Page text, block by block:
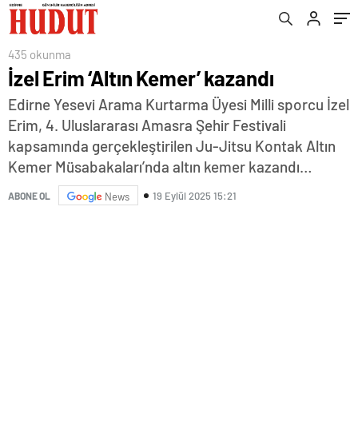
435 okunma
İzel Erim ‘Altın Kemer’ kazandı
Edirne Yesevi Arama Kurtarma Üyesi Milli sporcu İzel
Erim, 4. Uluslararası Amasra Şehir Festivali
kapsamında gerçekleştirilen Ju-Jitsu Kontak Altın
Kemer Müsabakaları’nda altın kemer kazandı…
ABONE OL News 19 Eylül 2025 15:21